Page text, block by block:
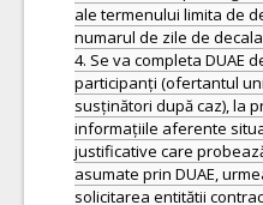
ale termenului limita de
numarul de zile de
4. Se va completa DUAE
participanți (ofertantul
susținători după caz), la
informațiile aferente
justificative care
asumate prin DUAE,
solicitarea entitătii